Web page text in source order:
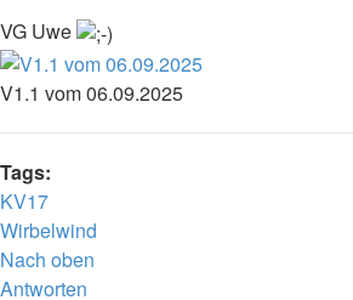
VG Uwe
V1.1 vom 06.09.2025
Tags:
KV17
Wirbelwind
Nach oben
Antworten